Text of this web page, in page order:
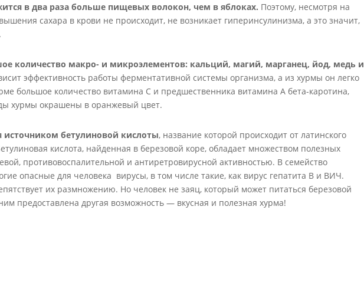
в два раза больше пищевых волокон, чем в яблоках. Поэтому, несмотря на
сахара в крови не происходит, не возникает гиперинсулинизма, а это значит,
количество макро- и микроэлементов: кальций, магий, марганец, йод, медь и
эффективность работы ферментативной системы организма, а из хурмы он легко
большое количество витамина С и предшественника витамина А бета-каротина,
хурмы окрашены в оранжевый цвет.
бетулиновой кислоты, название которой происходит от латинского
кислота, найденная в березовой коре, обладает множеством полезных
противовоспалительной и антиретровирусной активностью. В семейство
опасные для человека вирусы, в том числе такие, как вирус гепатита В и ВИЧ.
их размножению. Но человек не заяц, который может питаться березовой
предоставлена другая возможность — вкусная и полезная хурма!